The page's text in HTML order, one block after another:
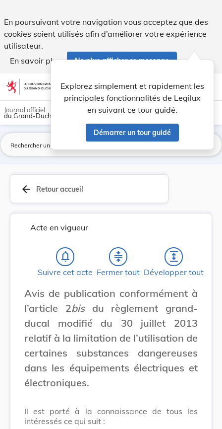
En poursuivant votre navigation vous acceptez que des
cookies soient utilisés afin d’améliorer votre expérience
utilisateur.
En savoir plus
Ne plus afficher ce message
Aller au contenu account_circle help Aide
Explorez simplement et rapidement les
principales fonctionnalités de Legilux
en suivant ce tour guidé.
Démarrer un tour guidé
light_mode dark_mode
Journal officiel
du Grand-Duché de Luxembourg
arrow_back Retour accueil
Acte en vigueur
notifications_none
Suivre cet acte
compress
Fermer tout
expand
Développer tout
Avis de publication conformément à
l’article 2bisdu règlement grand-
ducal modifié du 30 juillet 2013
relatif à la limitation de l’utilisation de
certaines substances dangereuses
dans les équipements électriques et
électroniques.
Il est porté à la connaissance de tous les
intéressés ce qui suit :